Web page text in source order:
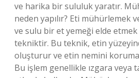
ve harika bir sululuk yaratır.
neden yapılır? Eti mühürlemek
ve sulu bir et yemeği elde
tekniktir. Bu teknik, etin
oluşturur ve etin nemini
Bu işlem genellikle ızgara veya